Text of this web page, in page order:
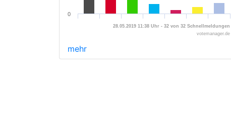
0
28.05.2019 11:38 Uhr - 32 von 32 Schnellmeldungen
votemanager.de
mehr